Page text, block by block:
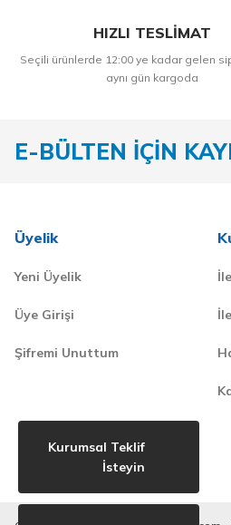
HIZLI TESLİMAT
Seçili ürünlerde 12:00 ye kadar gelen
aynı gün kargoda
E-BÜLTEN İÇİN
Üyelik
Yeni Üyelik
Üye Girişi
Şifremi Unuttum
Kurumsal Teklif
İsteyin